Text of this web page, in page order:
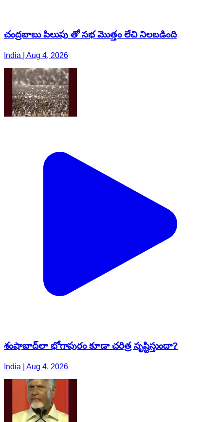
చంద్రబాబు పిలుపు తో సభ మొత్తం లేచి నిలబడింది
India | Aug 4, 2026
శంషాబాద్‌లా భోగాపురం కూడా చరిత్ర సృష్టిస్తుందా?
India | Aug 4, 2026